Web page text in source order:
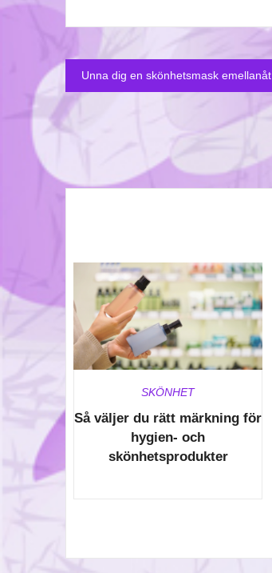
Inläggsnavigering
Unna dig en skönhetsmask emellanåt
SKÖNHET
Så väljer du rätt märkning för
hygien- och
skönhetsprodukter